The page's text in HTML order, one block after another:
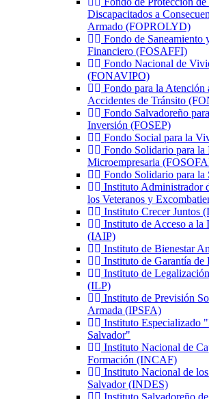
Discapacitados a
Armado (FOPROLYD)
Fondo de Saneamiento
Financiero (FOSAFFI)
Fondo Nacional de
(FONAVIPO)
Fondo para la Atención
Accidentes de Tránsito
Fondo Salvadoreño
Inversión (FOSEP)
Fondo Social para la
Fondo Solidario para la
Microempresaria
Fondo Solidario para
Instituto Administrador
los Veteranos y
Instituto Crecer Juntos
Instituto de Acceso a la
(IAIP)
Instituto de Bienestar
Instituto de Garantía
Instituto de
(ILP)
Instituto de Previsión
Armada (IPSFA)
Instituto Especializado
Salvador"
Instituto Nacional de
Formación (INCAF)
Instituto Nacional de
Salvador (INDES)
Instituto Salvadoreño